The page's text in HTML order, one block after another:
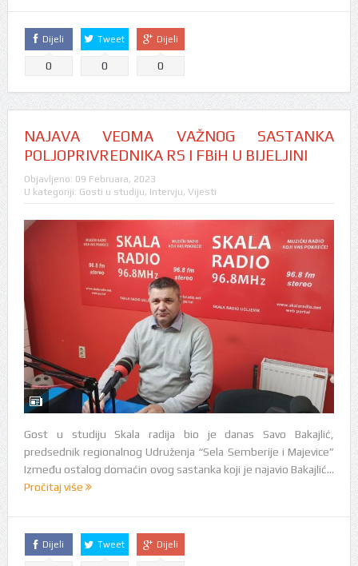
Dijeli
0
Tweet
0
Dijeli
0
NAJAVA VEOMA VAŽNOG SASTANKA
POLJOPRIVREDNIKA RS I FBiH U BIJELJINI
Objavljeno: 09 Februara, 2023
U kategoriji: Gosti u studiju, Intervju, Vijesti
Gost u studiju Skala radija bio je danas Savo Bakajlić,
predsednik regionalnog Udruženja “Sela Semberije i Majevice”
Između ostalog domaćin ovog sastanka koji je najavio Bakajlić...
Pročitaj više
Dijeli Tweet Dijeli